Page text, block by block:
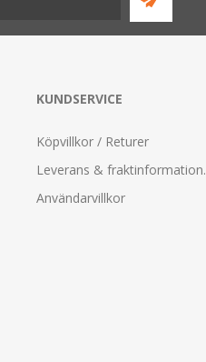
KUNDSERVICE
Köpvillkor / Returer
Leverans & fraktinformation.
Användarvillkor